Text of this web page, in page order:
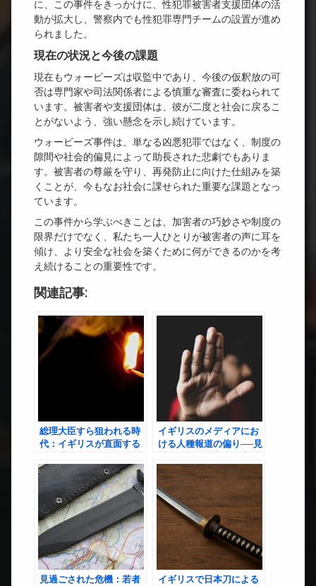
に、この事件をきっかけに、性犯罪被害者支援団体の活
動が拡大し、警察内でも性犯罪専門チームの設置が進め
られました。
現在の状況と今後の課題
現在もウォービーズは収監中であり、今後の仮釈放の可
否は専門家や司法関係者による慎重な審査に委ねられて
います。被害者や支援団体は、彼が二度と社会に戻るこ
とがないよう、強い懸念を示し続けています。
ウォービーズ事件は、単なる凶悪犯罪ではなく、制度の
隙間や社会的偏見によって助長された悲劇でもありま
す。被害者の尊厳を守り、再発防止に向けた仕組みを築
くことが、今もなお社会に課せられた重要な課題となっ
ています。
この事件から学ぶべきことは、加害者の巧妙さや制度の
限界だけでなく、私たち一人ひとりが被害者の声に耳を
傾け、より安全な社会を築くために何ができるのかを考
え続けることの重要性です。
関連記事:
総理大臣すら狙われる時
代：イギリスが直面する
方
イギリスのメディアにお
ける人種報道の偏り──見
されるステレオタイプ
見過ごされた危機：若者
イギリスで日本刀による